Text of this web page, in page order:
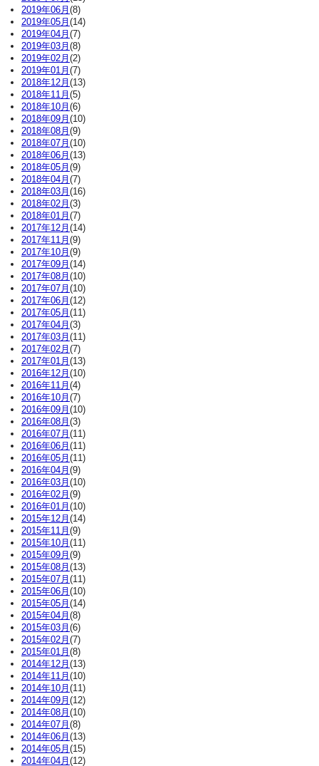
2019年06月 (8)
2019年05月 (14)
2019年04月 (7)
2019年03月 (8)
2019年02月 (2)
2019年01月 (7)
2018年12月 (13)
2018年11月 (5)
2018年10月 (6)
2018年09月 (10)
2018年08月 (9)
2018年07月 (10)
2018年06月 (13)
2018年05月 (9)
2018年04月 (7)
2018年03月 (16)
2018年02月 (3)
2018年01月 (7)
2017年12月 (14)
2017年11月 (9)
2017年10月 (9)
2017年09月 (14)
2017年08月 (10)
2017年07月 (10)
2017年06月 (12)
2017年05月 (11)
2017年04月 (3)
2017年03月 (11)
2017年02月 (7)
2017年01月 (13)
2016年12月 (10)
2016年11月 (4)
2016年10月 (7)
2016年09月 (10)
2016年08月 (3)
2016年07月 (11)
2016年06月 (11)
2016年05月 (11)
2016年04月 (9)
2016年03月 (10)
2016年02月 (9)
2016年01月 (10)
2015年12月 (14)
2015年11月 (9)
2015年10月 (11)
2015年09月 (9)
2015年08月 (13)
2015年07月 (11)
2015年06月 (10)
2015年05月 (14)
2015年04月 (8)
2015年03月 (6)
2015年02月 (7)
2015年01月 (8)
2014年12月 (13)
2014年11月 (10)
2014年10月 (11)
2014年09月 (12)
2014年08月 (10)
2014年07月 (8)
2014年06月 (13)
2014年05月 (15)
2014年04月 (12)